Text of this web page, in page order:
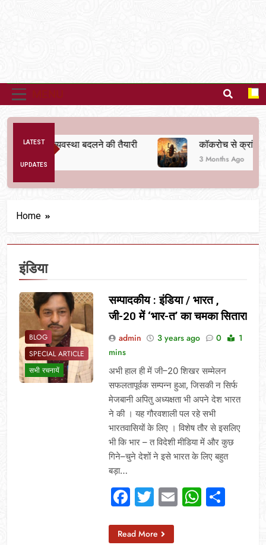
LATEST
UPDATES
अनैतिक व्यवस्था बदलने की तैयारी कॉकरोच से क्रांति तक
3 Months Ago
Home
इंडिया
BLOG
SPECIAL ARTICLE
सभी रचनायें
सम्पादकीय : इंडिया / भारत ,
जी-20 में ‘भार-त’ का चमका सितारा
admin 3 years ago 0
1
mins
अभी हाल ही में जी–20 शिखर सम्मेलन
सफलतापूर्वक सम्पन्न हुआ, जिसकी न सिर्फ
मेजबानी अपितु अध्यक्षता भी अपने देश भारत
ने की । यह गौरवशाली पल रहे सभी
भारतवासियों के लिए । विशेष तौर से इसलिए
भी कि भार – त विदेशी मीडिया में और कुछ
गिने–चुने देशों ने इसे भारत के लिए बहुत
बड़ा…
Facebook
Twitter
Email
Read More